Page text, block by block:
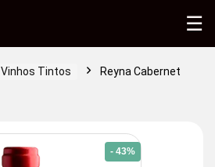
Vinhos Tintos
Reyna Cabernet
- 43%
☰